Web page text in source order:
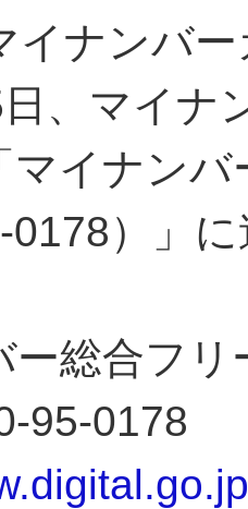
イナンバ
、マイナ
マイナン
0178）」
ー総合フリ
95-0178